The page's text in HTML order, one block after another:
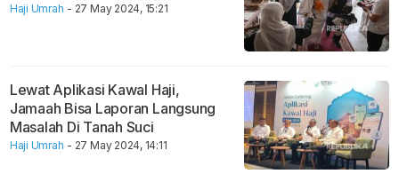
Haji Umrah - 27 May 2024, 15:21
Lewat Aplikasi Kawal Haji,
Jamaah Bisa Laporan Langsung
Masalah Di Tanah Suci
Haji Umrah - 27 May 2024, 14:11